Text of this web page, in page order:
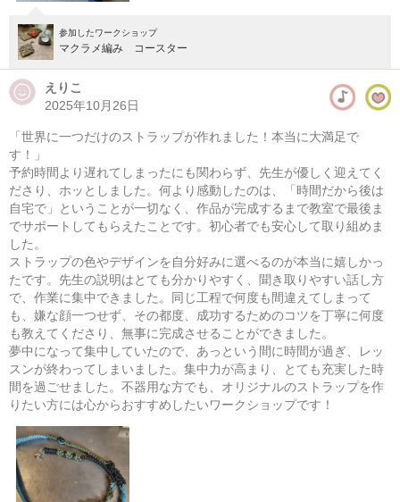
パラコードで作るミニバッグ
08/14(金) 10:00-14:00
東京 （東横線）学芸大学駅から徒歩15分
08/14(金) 11:00-15:00
東京 （東横線）学芸大学駅から徒歩15分
参加したワークショップ
マクラメ編み コースター
えりこ
2025年10月26日
​「世界に一つだけのストラップが作れました！本当に大満足で
す！」
​予約時間より遅れてしまったにも関わらず、先生が優しく迎えてく
ださり、ホッとしました。何より感動したのは、「時間だから後は
自宅で」ということが一切なく、作品が完成するまで教室で最後ま
でサポートしてもらえたことです。初心者でも安心して取り組めま
した。
ストラップの色やデザインを自分好みに選べるのが本当に嬉しかっ
たです。先生の説明はとても分かりやすく、聞き取りやすい話し方
で、作業に集中できました。同じ工程で何度も間違えてしまって
も、嫌な顔一つせず、その都度、成功するためのコツを丁寧に何度
も教えてくださり、無事に完成させることができました。
夢中になって集中していたので、あっという間に時間が過ぎ、レッ
スンが終わってしまいました。集中力が高まり、とても充実した時
間を過ごせました。不器用な方でも、オリジナルのストラップを作
りたい方には心からおすすめしたいワークショップです！